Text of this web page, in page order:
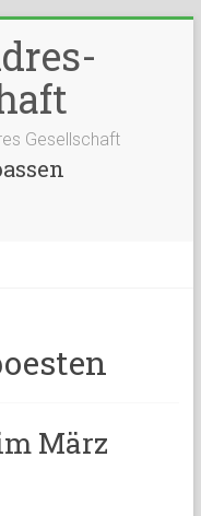
Gesellschaft
März